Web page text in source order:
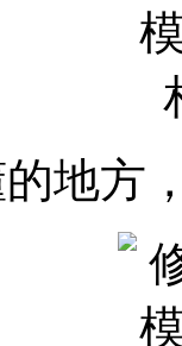
地方